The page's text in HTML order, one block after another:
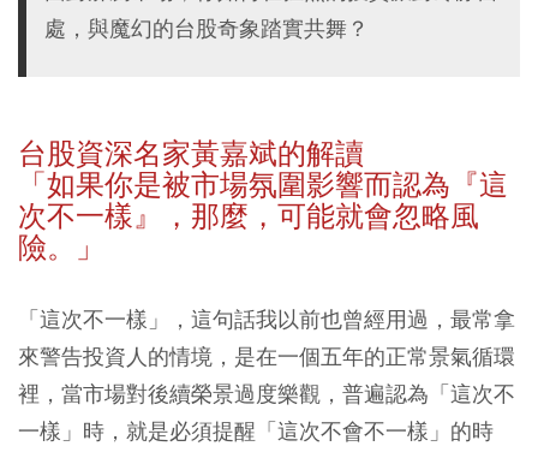
處，與魔幻的台股奇象踏實共舞？
台股資深名家黃嘉斌的解讀
「如果你是被市場氛圍影響而認為『這
次不一樣』，那麼，可能就會忽略風
險。」
「這次不一樣」，這句話我以前也曾經用過，最常拿
來警告投資人的情境，是在一個五年的正常景氣循環
裡，當市場對後續榮景過度樂觀，普遍認為「這次不
一樣」時，就是必須提醒「這次不會不一樣」的時